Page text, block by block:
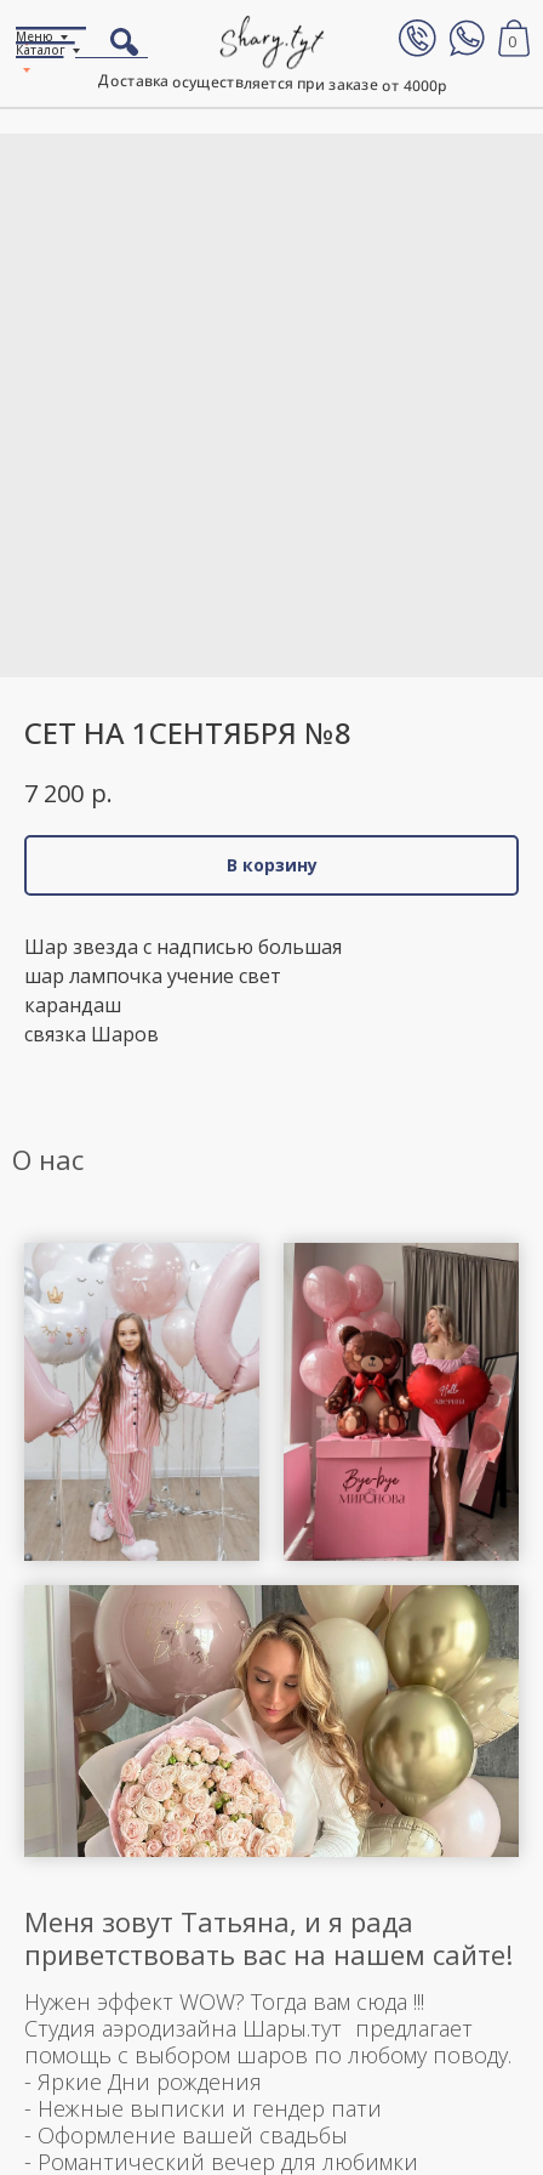
Доставка осуществляется при заказе от 4000р
0
Каталог
Меню
СЕТ НА 1СЕНТЯБРЯ №8
7 200 р.
В корзину
Шар звезда с надписью большая
шар лампочка учение свет
карандаш
связка Шаров
О нас
Меня зовут Татьяна, и я рада
приветствовать вас на нашем сайте!
Нужен эффект WOW? Тогда вам сюда !!!
Студия аэродизайна Шары.тут предлагает
помощь с выбором шаров по любому поводу.
- Яркие Дни рождения
- Нежные выписки и гендер пати
- Оформление вашей свадьбы
- Романтический вечер для любимки